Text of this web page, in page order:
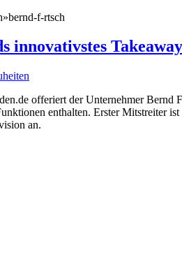
»bernd-f-rtsch
innovativstes
offeriert der Unternehmer Bernd
enthalten. Erster Mitstreiter
an.